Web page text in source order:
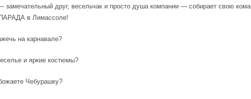
замечательный друг, весельчак и просто душа компании — собирает свою
в Лимассоле!
на карнавале?
и яркие костюмы?
Чебурашку?